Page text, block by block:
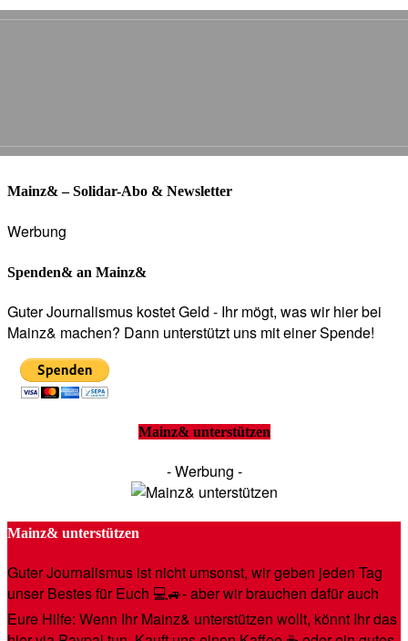
Mainz& – Solidar-Abo & Newsletter
Werbung
Spenden& an Mainz&
Guter Journalismus kostet Geld - Ihr mögt, was wir hier bei
Mainz& machen? Dann unterstützt uns mit einer Spende!
Mainz& unterstützen
- Werbung -
Mainz& unterstützen
Guter Journalismus ist nicht umsonst, wir geben jeden Tag
unser Bestes für Euch 💻🚙- aber wir brauchen dafür auch
Eure Hilfe: Wenn Ihr Mainz& unterstützen wollt, könnt Ihr das